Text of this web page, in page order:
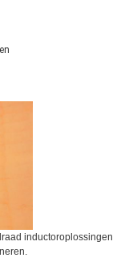
inductoroplossingen